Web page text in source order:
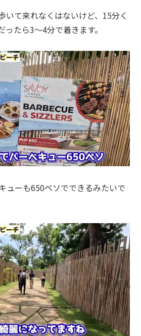
いて来れなくはないけど、15分く
ったら3〜4分で着きます。
ューも650ペソでできるみたいで